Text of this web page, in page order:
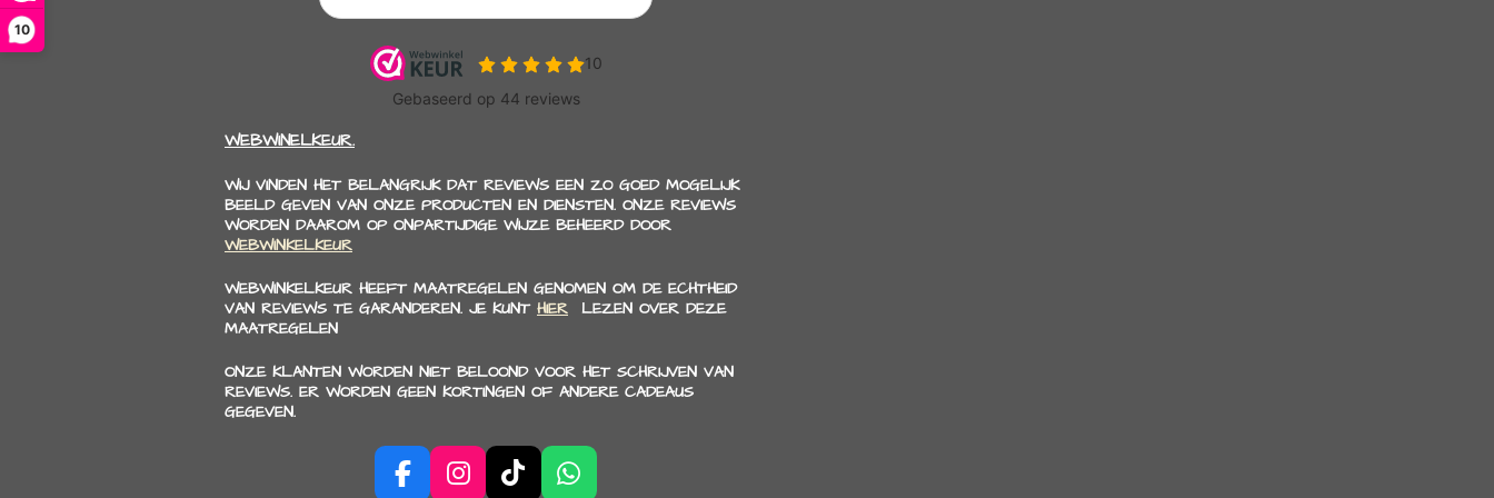
10
WEBWINELKEUR.
WIJ VINDEN HET BELANGRIJK DAT REVIEWS EEN ZO GOED MOGELIJK
BEELD GEVEN VAN ONZE PRODUCTEN EN DIENSTEN. ONZE REVIEWS
WORDEN DAAROM OP ONPARTIJDIGE WIJZE BEHEERD DOOR
WEBWINKELKEUR
WEBWINKELKEUR HEEFT MAATREGELEN GENOMEN OM DE ECHTHEID
VAN REVIEWS TE GARANDEREN. JE KUNT HIER LEZEN OVER DEZE
MAATREGELEN
ONZE KLANTEN WORDEN NIET BELOOND VOOR HET SCHRIJVEN VAN
REVIEWS. ER WORDEN GEEN KORTINGEN OF ANDERE CADEAUS
GEGEVEN.
F I T W